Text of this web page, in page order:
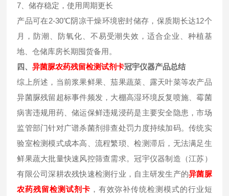
7、储存稳定，使用周期更长
产品可在2-30℃阴凉干燥环境密封储存，保质期长达12个
月，防潮、防氧化、不易受潮失效，适合企业、种植基
地、仓储库房长期囤货备用。
四、异菌脲农药残留检测试剂卡冠宇仪器产品总结
综上所述，当前浆果鲜果、茄果蔬菜、露天叶菜等农产品
异菌脲残留超标事件频发，大棚高湿环境反复喷施、霉菌
病害违规用药、储运保鲜违规浸药是主要安全隐患，市场
监管部门针对广谱杀菌剂排查处罚力度持续加码。传统实
验室检测模式成本高、流程繁琐、检测滞后，无法满足生
鲜果蔬大批量快速风控筛查需求。冠宇仪器制造（江苏）
有限公司深耕农残快速检测行业，自主研发生产的异菌脲
农药残留检测试剂卡 ，有效弥补传统检测模式的行业短